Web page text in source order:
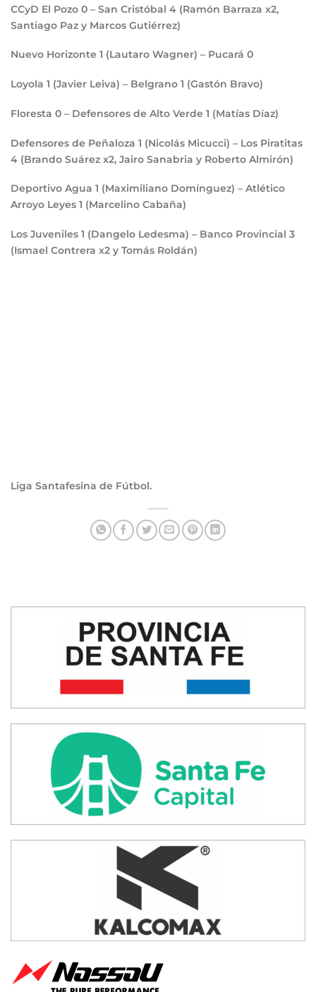
CCyD El Pozo 0 – San Cristóbal 4 (Ramón Barraza x2,
Santiago Paz y Marcos Gutiérrez)
Nuevo Horizonte 1 (Lautaro Wagner) – Pucará 0
Loyola 1 (Javier Leiva) – Belgrano 1 (Gastón Bravo)
Floresta 0 – Defensores de Alto Verde 1 (Matías Díaz)
Defensores de Peñaloza 1 (Nicolás Micucci) – Los Piratitas
4 (Brando Suárez x2, Jairo Sanabria y Roberto Almirón)
Deportivo Agua 1 (Maximiliano Domínguez) – Atlético
Arroyo Leyes 1 (Marcelino Cabaña)
Los Juveniles 1 (Dangelo Ledesma) – Banco Provincial 3
(Ismael Contrera x2 y Tomás Roldán)
Liga Santafesina de Fútbol.